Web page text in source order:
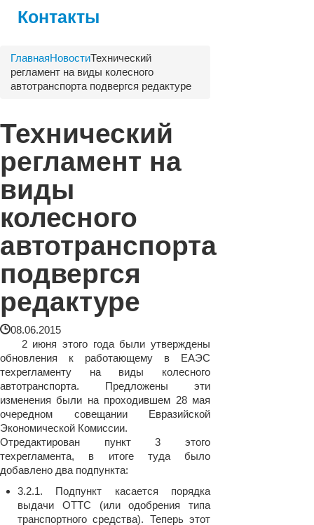
Контакты
ГлавнаяНовостиТехнический
регламент на виды колесного
автотранспорта подвергся редактуре
Технический
регламент на
виды
колесного
автотранспорта
подвергся
редактуре
08.06.2015
2 июня этого года были утверждены
обновления к работающему в ЕАЭС
техрегламенту на виды колесного
автотранспорта. Предложены эти
изменения были на проходившем 28 мая
очередном совещании Евразийской
Экономической Комиссии.
Отредактирован пункт 3 этого
техрегламента, в итоге туда было
добавлено два подпункта:
3.2.1. Подпункт касается порядка
выдачи ОТТС (или одобрения типа
транспортного средства). Теперь этот